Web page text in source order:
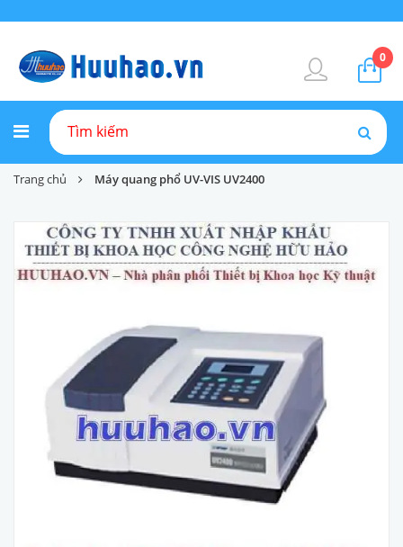
0
Trang chủ Máy quang phổ UV-VIS UV2400